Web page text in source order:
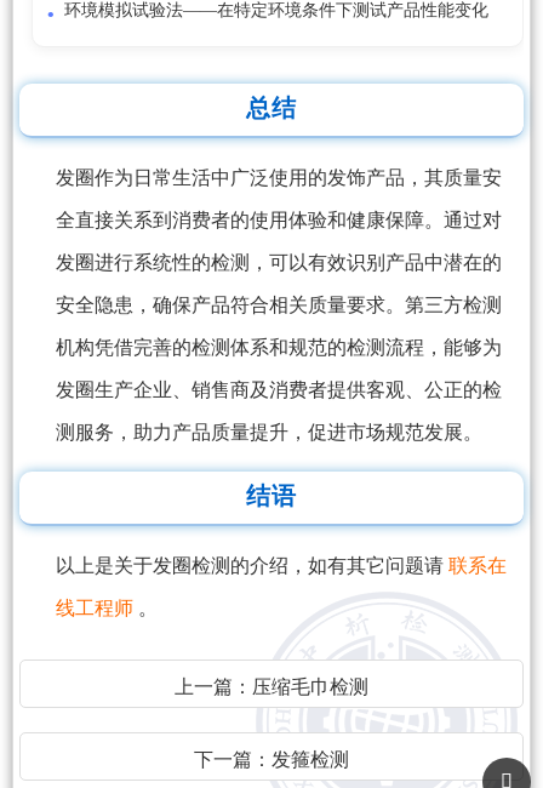
环境模拟试验法——在特定环境条件下测试产品性能变化
总结
发圈作为日常生活中广泛使用的发饰产品，其质量安
全直接关系到消费者的使用体验和健康保障。通过对
发圈进行系统性的检测，可以有效识别产品中潜在的
安全隐患，确保产品符合相关质量要求。第三方检测
机构凭借完善的检测体系和规范的检测流程，能够为
发圈生产企业、销售商及消费者提供客观、公正的检
测服务，助力产品质量提升，促进市场规范发展。
结语
以上是关于发圈检测的介绍，如有其它问题请 联系在
线工程师 。
上一篇： 压缩毛巾检测
下一篇： 发箍检测